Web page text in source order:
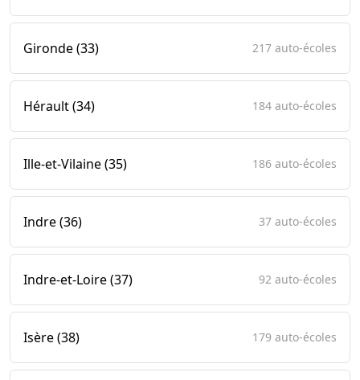
Gironde (33) 217 auto-écoles
Hérault (34) 184 auto-écoles
Ille-et-Vilaine (35) 186 auto-écoles
Indre (36) 37 auto-écoles
Indre-et-Loire (37) 92 auto-écoles
Isère (38) 179 auto-écoles